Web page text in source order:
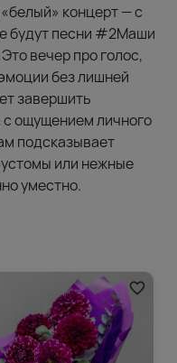
концерт — с
будут песни #2Маши
вечер про голос,
без лишней
завершить
ощущением личного
подсказывает
или нежные
уместно.